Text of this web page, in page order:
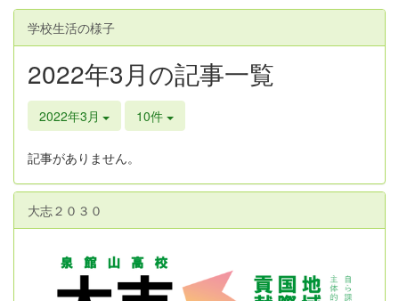
学校生活の様子
2022年3月の記事一覧
2022年3月 10件
記事がありません。
大志２０３０